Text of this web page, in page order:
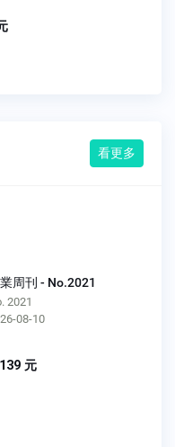
看更多
周刊 - No.2021
2021
08-10
元